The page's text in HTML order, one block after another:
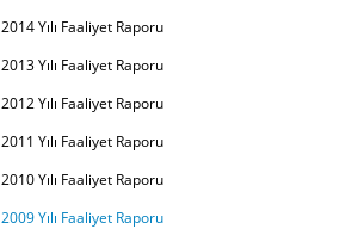
2014 Yılı Faaliyet Raporu
2013 Yılı Faaliyet Raporu
2012 Yılı Faaliyet Raporu
2011 Yılı Faaliyet Raporu
2010 Yılı Faaliyet Raporu
2009 Yılı Faaliyet Raporu